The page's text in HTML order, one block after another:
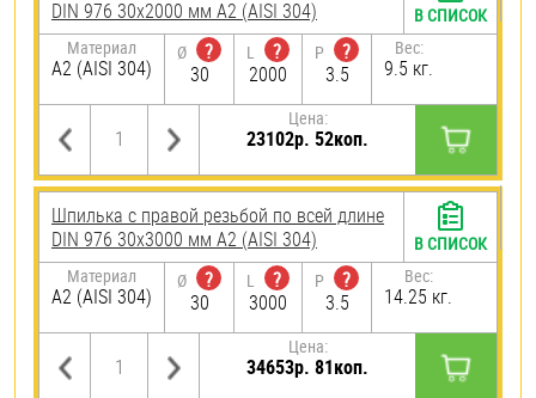
DIN 976 30х2000 мм А2 (AISI 304)
Материал
А2 (AISI 304)
Ø
?
30
L
?
2000
P
?
3.5
Вес:
9.5 кг.
Цена:
23102р. 52коп.
В СПИСОК
Шпилька с правой резьбой по всей длине
DIN 976 30х3000 мм А2 (AISI 304)
Материал
А2 (AISI 304)
Ø
?
30
L
?
3000
P
?
3.5
Вес:
14.25 кг.
Цена:
34653р. 81коп.
В СПИСОК